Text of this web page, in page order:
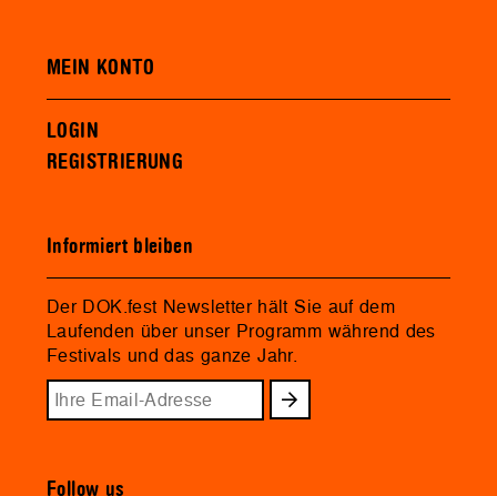
MEIN KONTO
LOGIN
REGISTRIERUNG
Informiert bleiben
Der DOK.fest Newsletter hält Sie auf dem
Laufenden über unser Programm während des
Festivals und das ganze Jahr.
Follow us